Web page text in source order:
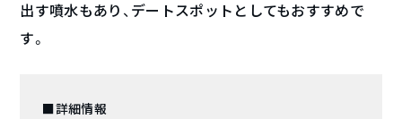
出す噴水もあり、デートスポットとしてもおすすめで
す。
■詳細情報